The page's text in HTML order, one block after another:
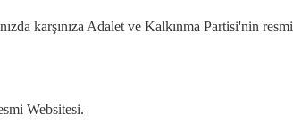
karşınıza Adalet ve Kalkınma Partisi'nin resmi
Websitesi.